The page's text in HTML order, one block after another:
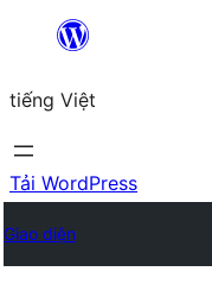
Chuyển
phần
nội
dung
tiếng Việt
Tải WordPress
Giao diện